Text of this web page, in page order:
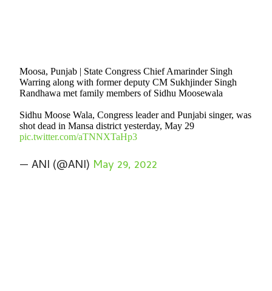
Moosa, Punjab | State Congress Chief Amarinder Singh
Warring along with former deputy CM Sukhjinder Singh
Randhawa met family members of Sidhu Moosewala
Sidhu Moose Wala, Congress leader and Punjabi singer, was
shot dead in Mansa district yesterday, May 29
pic.twitter.com/aTNNXTaHp3
— ANI (@ANI) May 29, 2022